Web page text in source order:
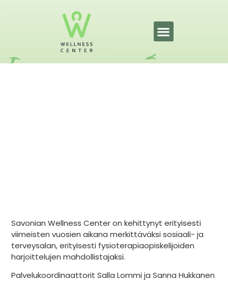
Savonian Wellness Center on kehittynyt erityisesti
viimeisten vuosien aikana merkittäväksi sosiaali- ja
terveysalan, erityisesti fysioterapiaopiskelijoiden
harjoittelujen mahdollistajaksi.
Palvelukoordinaattorit Salla Lommi ja Sanna Hukkanen